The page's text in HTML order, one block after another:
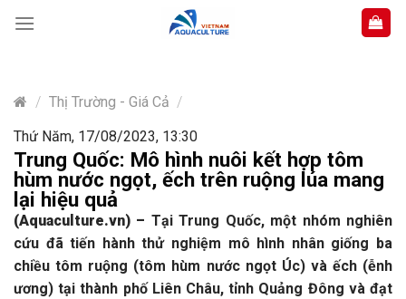
content
/ Thị Trường - Giá Cả /
Thứ Năm, 17/08/2023, 13:30
Trung Quốc: Mô hình nuôi kết hợp tôm
hùm nước ngọt, ếch trên ruộng lúa mang
lại hiệu quả
(Aquaculture.vn) – Tại Trung Quốc, một nhóm nghiên
cứu đã tiến hành thử nghiệm mô hình nhân giống ba
chiều tôm ruộng (tôm hùm nước ngọt Úc) và ếch (ễnh
ương) tại thành phố Liên Châu, tỉnh Quảng Đông và đạt